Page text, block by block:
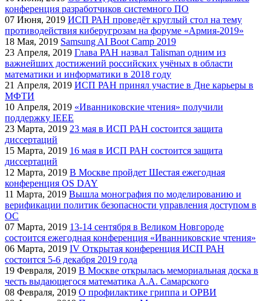
конференция разработчиков системного ПО
07 Июня, 2019 ИСП РАН проведёт круглый стол на тему
противодействия киберугрозам на форуме «Армия-2019»
18 Мая, 2019 Samsung AI Boot Camp 2019
23 Апреля, 2019 Глава РАН назвал Talisman одним из
важнейших достижений российских учёных в области
математики и информатики в 2018 году
21 Апреля, 2019 ИСП РАН принял участие в Дне карьеры в
МФТИ
10 Апреля, 2019 «Иванниковские чтения» получили
поддержку IEEE
23 Марта, 2019 23 мая в ИСП РАН состоится защита
диссертаций
15 Марта, 2019 16 мая в ИСП РАН состоится защита
диссертаций
12 Марта, 2019 В Москве пройдет Шестая ежегодная
конференция OS DAY
11 Марта, 2019 Вышла монография по моделированию и
верификации политик безопасности управления доступом в
ОС
07 Марта, 2019 13-14 сентября в Великом Новгороде
состоится ежегодная конференция «Иванниковские чтения»
06 Марта, 2019 IV Открытая конференция ИСП РАН
состоится 5-6 декабря 2019 года
19 Февраля, 2019 В Москве открылась мемориальная доска в
честь выдающегося математика А.А. Самарского
08 Февраля, 2019 О профилактике гриппа и ОРВИ